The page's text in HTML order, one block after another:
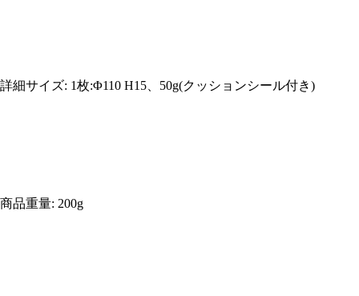
詳細サイズ: 1枚:Φ110 H15、50g(クッションシール付き)
商品重量: 200g